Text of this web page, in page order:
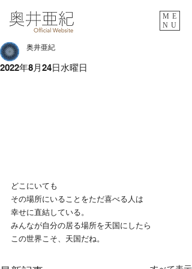
ME
NU
2022年8月24日水曜日
奥井亜紀
どこにいても
その場所にいることをただ喜べる人は
幸せに直結している。
みんなが自分の居る場所を天国にしたら
この世界こそ、天国だね。